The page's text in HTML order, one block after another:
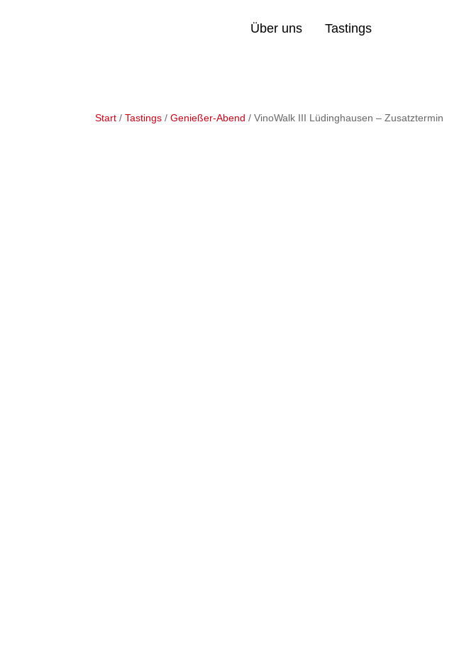
Über uns Tastings
Start /Tastings /Genießer-Abend / VinoWalk III Lüdinghausen – Zusatztermin